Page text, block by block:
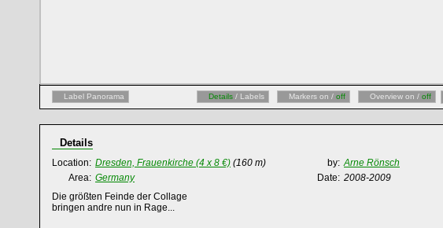
Label Panorama Details / Labels Markers on / off Overview on / off
Details
Location: Dresden, Frauenkirche (4 x 8 €) (160 m) by: Arne Rönsch
Area: Germany Date: 2008-2009
Die größten Feinde der Collage
bringen andre nun in Rage...